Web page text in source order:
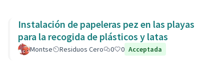
Instalación de papeleras pez en las playas
para la recogida de plásticos y latas
Montse Residuos Cero 0 0 Acceptada